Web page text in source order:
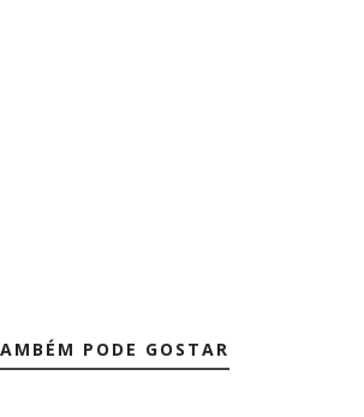
PODE GOSTAR